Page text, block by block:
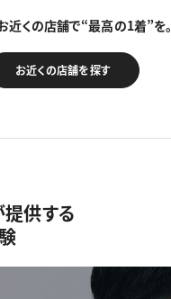
近くの店舗で“最高の1着”を。
お近くの店舗を探す
供する